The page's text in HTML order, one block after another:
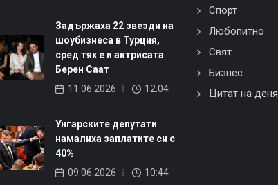
Задържаха 22 звезди на
шоубизнеса в Турция,
сред тях е и актрисата
Берен Саат
11.06.2026
12:04
Унгарските депутати
намалиха заплатите си с
40%
09.06.2026
10:44
Спорт
Любопитно
Свят
Бизнес
Цитат на деня